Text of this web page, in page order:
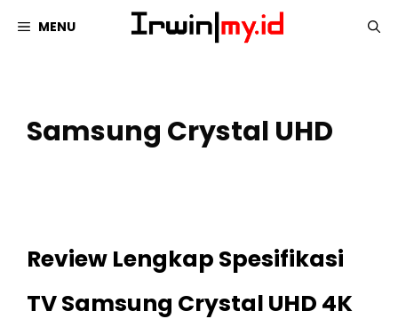
MENU
Samsung Crystal UHD
Review Lengkap Spesifikasi
TV Samsung Crystal UHD 4K